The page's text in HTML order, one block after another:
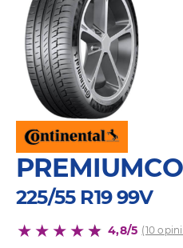
225/55 R19 99V
4,8/5 (10